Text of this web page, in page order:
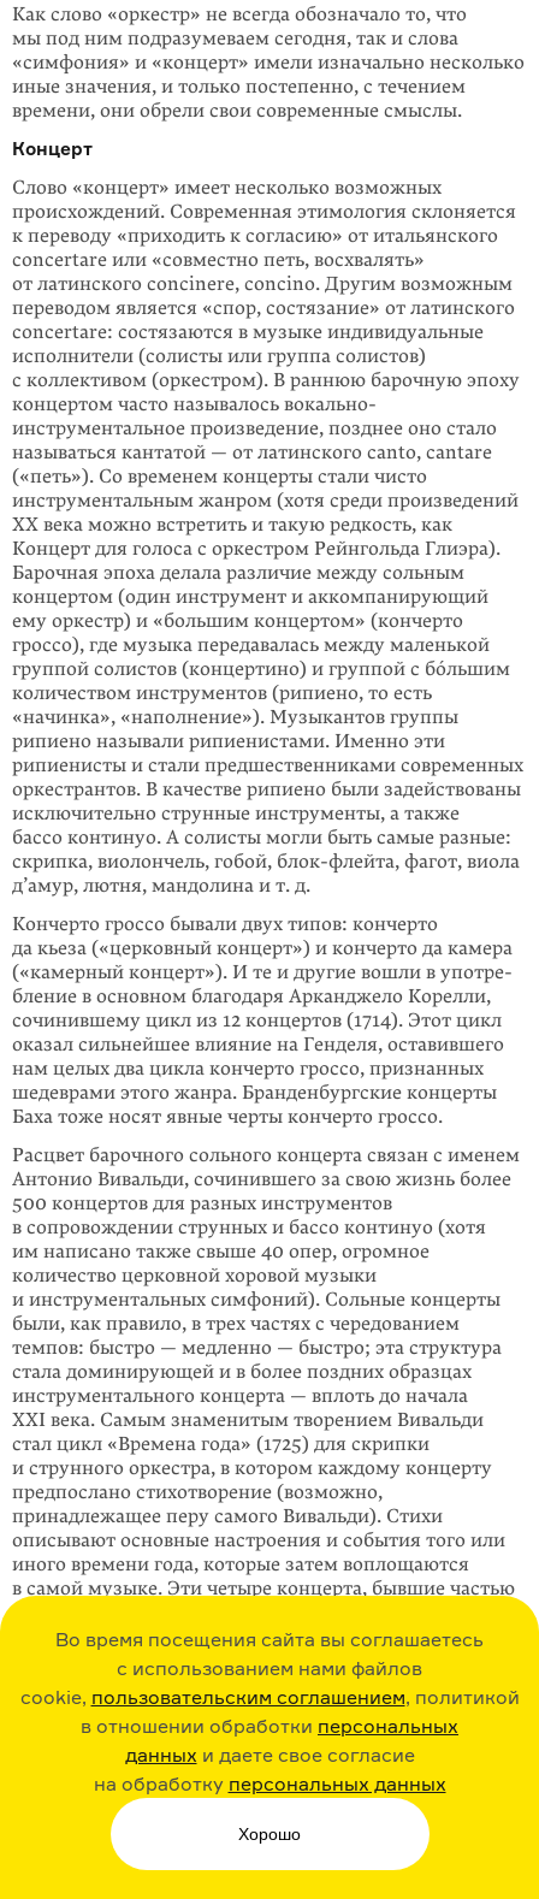
Во время посещения сайта вы соглашаетесь
с использованием нами файлов
cookie, пользовательским соглашением, политикой
в отношении обработки персональных
данных и даете свое согласие
на обработку персональных данных
Хорошо
Как слово «оркестр» не всегда обозначало то, что
мы под ним подразумеваем сегодня, так и слова
«симфония» и «концерт» имели изначально несколько
иные значения, и только постепенно, с течением
времени, они обрели свои современные смыслы.
Концерт
Слово «концерт» имеет несколько возможных
происхождений. Современная этимология склоняется
к переводу «приходить к согласию» от итальянского
concertare или «совместно петь, восхвалять»
от латинского concinere, concino. Другим возможным
переводом является «спор, состязание» от латинского
concertare: состязаются в музыке индивидуальные
исполнители (солисты или группа солистов)
с коллективом (оркестром). В раннюю барочную эпоху
концертом часто называлось вокально-
инструментальное произведение, позднее оно стало
называться кантатой — от латинского сanto, cantare
(«петь»). Со временем концерты стали чисто
инструментальным жанром (хотя среди произведений
XX века можно встретить и такую редкость, как
Концерт для голоса с оркестром Рейнгольда Глиэра).
Барочная эпоха делала различие между сольным
концертом (один инструмент и аккомпанирующий
ему оркестр) и «большим концертом» (кончерто
гроссо), где музыка передавалась между маленькой
группой солистов (концертино) и группой с бóльшим
количеством инструментов (рипиено, то есть
«начинка», «наполнение»). Музыкантов группы
рипиено называли рипиенистами. Именно эти
рипиенисты и стали предшественниками современных
оркестрантов. В качестве рипиено были задействованы
исключительно струнные инструменты, а также
бассо континуо. А солисты могли быть самые разные:
скрипка, виолончель, гобой, блок-флейта, фагот, виола
д’амур, лютня, мандолина и т. д.
Кончерто гроссо бывали двух типов: кончерто
да кьеза («церковный концерт») и кончерто да камера
(«камерный концерт»). И те и другие вошли в употре­
бление в основном благодаря Арканджело Корелли,
сочинившему цикл из 12 концертов (1714). Этот цикл
оказал сильнейшее влияние на Генделя, оставившего
нам целых два цикла кончерто гроссо, признанных
шедеврами этого жанра. Бранденбургские концерты
Баха тоже носят явные черты кончерто гроссо.
Расцвет барочного сольного концерта связан с именем
Антонио Вивальди, сочинившего за свою жизнь более
500 концертов для разных инструментов
в сопровождении струнных и бассо континуо (хотя
им написано также свыше 40 опер, огромное
количество церковной хоровой музыки
и инструменталь­ных симфоний). Сольные концерты
были, как правило, в трех частях с чередованием
темпов: быстро — медленно — быстро; эта структура
стала доминирующей и в более поздних образцах
инструментального концерта — вплоть до начала
XXI века. Самым знаменитым творением Вивальди
стал цикл «Времена года» (1725) для скрипки
и струнного оркестра, в котором каждому концерту
предпослано стихотворение (возможно,
принадлежащее перу самого Вивальди). Стихи
описывают основные настроения и события того или
иного времени года, которые затем воплощаются
в самой музыке. Эти четыре концерта, бывшие частью
большего цикла из 12 концертов под названием
«Состязание гармонии и изобретения», считаются
сегодня одним из первых примеров программной
Продолжили и развили эту традицию Гендель и Бах.
Причем Гендель сочинил среди прочих 16 органных
концертов, а Бах помимо традиционных в то время
концертов для одной и двух скрипок писал также
концерты для клавесина, являвшегося доселе
исключительно инструментом группы бассо континуо.
Так что Баха можно считать прародителем